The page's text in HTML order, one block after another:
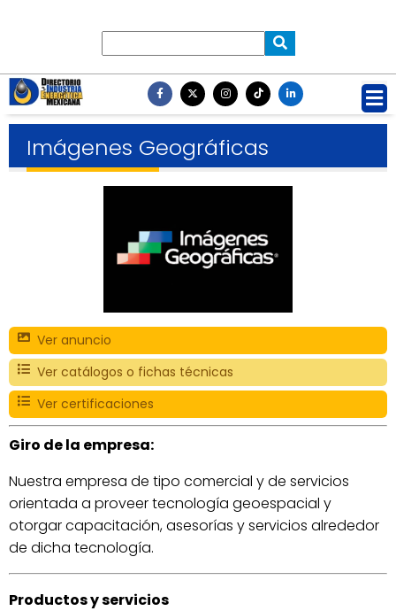
Imágenes Geográficas
Ver anuncio
Ver catálogos o fichas técnicas
Ver certificaciones
Giro de la empresa:
Nuestra empresa de tipo comercial y de servicios
orientada a proveer tecnología geoespacial y
otorgar capacitación, asesorías y servicios alrededor
de dicha tecnología.
Productos y servicios